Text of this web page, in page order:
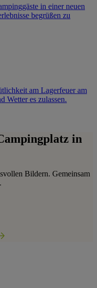
in einer neuen
begrüßen zu
am Lagerfeuer am
Wetter es zulassen.
in
Bildern. Gemeinsam